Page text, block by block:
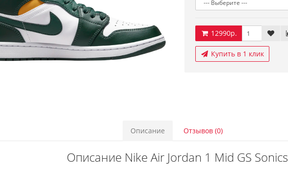
12990р.
Купить в 1 клик
Описание Отзывов (0)
Описание Nike Air Jordan 1 Mid GS Sonics